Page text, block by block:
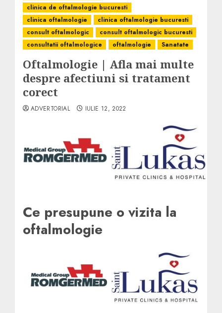
clinica de oftalmologie bucuresti
clinica oftalmologie
clinica oftalmologie bucuresti
consult oftalmologic
consult oftalmologic bucuresti
consultatii oftalmologice
oftalmologie Sanatate
Oftalmologie | Afla mai multe
despre afectiuni si tratament
corect
ADVERTORIAL IULIE 12, 2022
Ce presupune o vizita la
oftalmologie